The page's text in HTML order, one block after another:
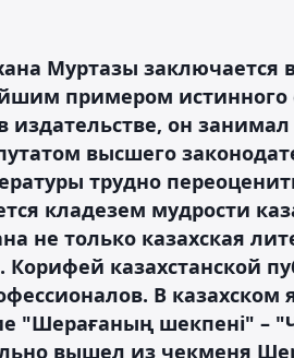
Муртазы заключается
примером
издательстве, он
высшего
трудно
кладезем мудрости
не только казахская
казахстанской
В казахском
"Шерағаның шекпені" –
вышел из чекменя